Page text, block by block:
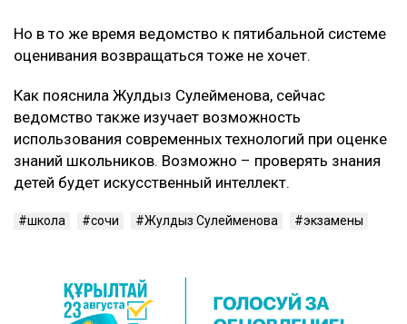
Но в то же время ведомство к пятибальной системе
оценивания возвращаться тоже не хочет.
Как пояснила Жулдыз Сулейменова, сейчас
ведомство также изучает возможность
использования современных технологий при оценке
знаний школьников. Возможно – проверять знания
детей будет искусственный интеллект.
школа сочи Жулдыз Сулейменова экзамены